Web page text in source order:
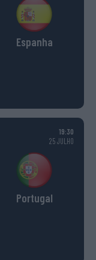
Espanha
19:30
25 JULHO
Portugal